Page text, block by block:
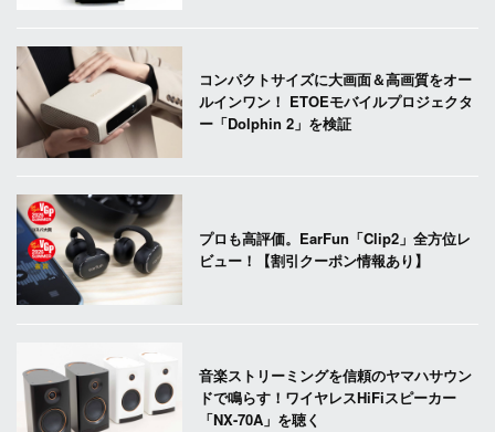
コンパクトサイズに大画面＆高画質をオー
ルインワン！ ETOEモバイルプロジェクタ
ー「Dolphin 2」を検証
プロも高評価。EarFun「Clip2」全方位レ
ビュー！【割引クーポン情報あり】
音楽ストリーミングを信頼のヤマハサウン
ドで鳴らす！ワイヤレスHiFiスピーカー
「NX-70A」を聴く